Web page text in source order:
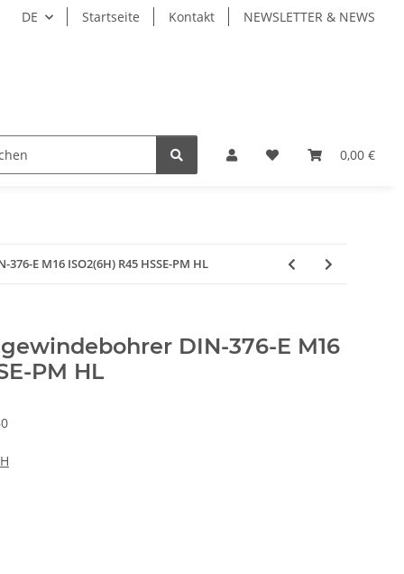
DE Startseite Kontakt NEWSLETTER & NEWS
0,00 €
WERKZEUGAUFNAHMEN
E M16 ISO2(6H) R45 HSSE-PM HL
DIN-376-E M16
PM HL